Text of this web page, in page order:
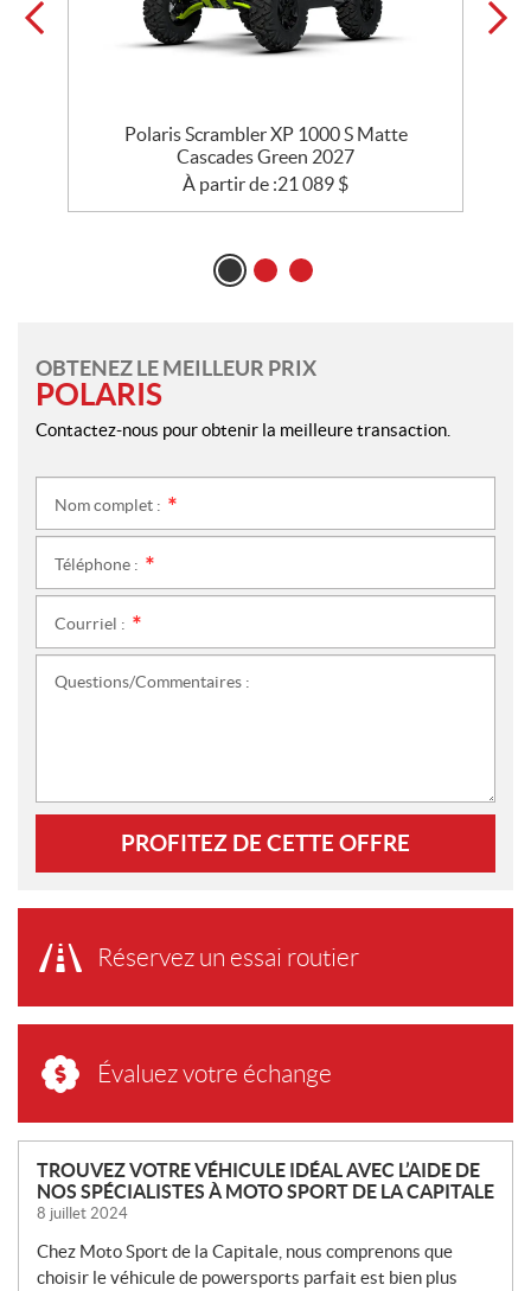
Polaris Scrambler XP 1000 S Matte
Cascades Green 2027
À partir de :21 089 $
OBTENEZ LE MEILLEUR PRIX
POLARIS
Contactez-nous pour obtenir la meilleure transaction.
Nom complet :
Téléphone :
Courriel :
Questions/Commentaires :
PROFITEZ DE CETTE OFFRE
Réservez un essai routier
Évaluez votre échange
N
O
U
V
E
TROUVEZ VOTRE VÉHICULE IDÉAL AVEC L’AIDE DE
NOS SPÉCIALISTES À MOTO SPORT DE LA CAPITALE
8 juillet 2024
Chez Moto Sport de la Capitale, nous comprenons que
choisir le véhicule de powersports parfait est bien plus